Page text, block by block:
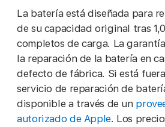
La batería está diseñada para
de su capacidad original tras
completos de carga. La
la reparación de la batería en
defecto de fábrica. Si está
servicio de reparación de
disponible a través de un
autorizado de Apple. Los